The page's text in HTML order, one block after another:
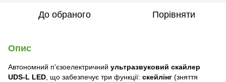
До обраного Порівняти
Опис
Автономний п'єзоелектричний ультразвуковий скайлер
UDS-L LED , що забезпечує три функції: скейлінг (зняття